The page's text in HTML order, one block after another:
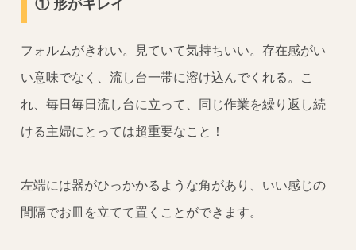
① 形がキレイ
フォルムがきれい。見ていて気持ちいい。存在感がい
い意味でなく、流し台一帯に溶け込んでくれる。こ
れ、毎日毎日流し台に立って、同じ作業を繰り返し続
ける主婦にとっては超重要なこと！
左端には器がひっかかるような角があり、いい感じの
間隔でお皿を立てて置くことができます。